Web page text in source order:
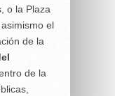
o la Plaza
el
de la
de la